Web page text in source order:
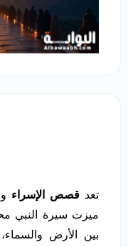
تعدقصص الإسراء
ميزت سيرة النبي
بين الأرض